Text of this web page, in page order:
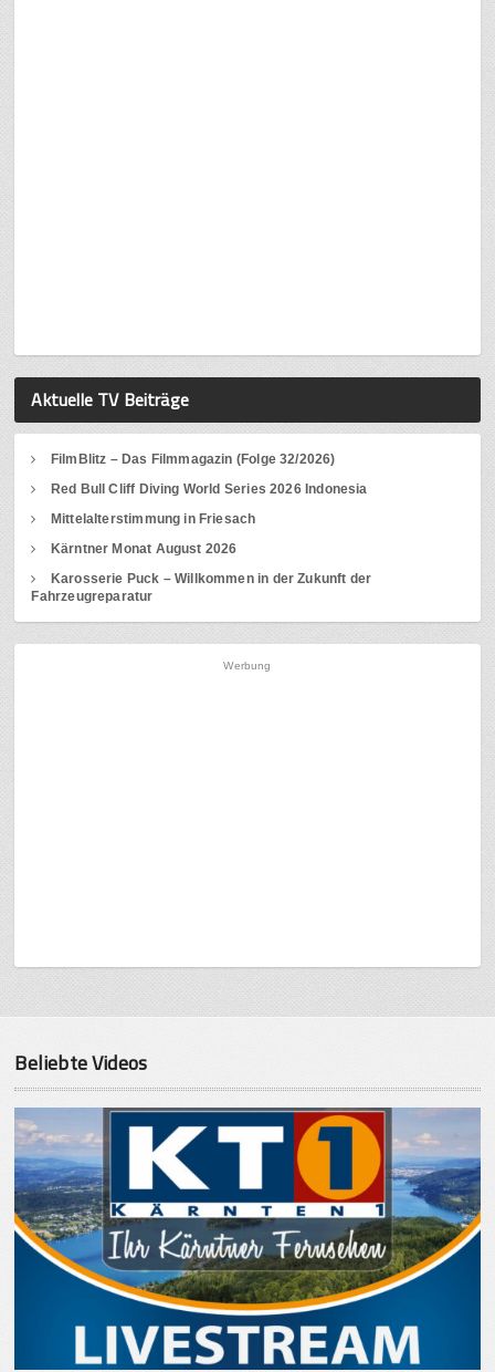
Aktuelle TV Beiträge
FilmBlitz – Das Filmmagazin (Folge 32/2026)
Red Bull Cliff Diving World Series 2026 Indonesia
Mittelalterstimmung in Friesach
Kärntner Monat August 2026
Karosserie Puck – Willkommen in der Zukunft der
Fahrzeugreparatur
Werbung
Beliebte Videos